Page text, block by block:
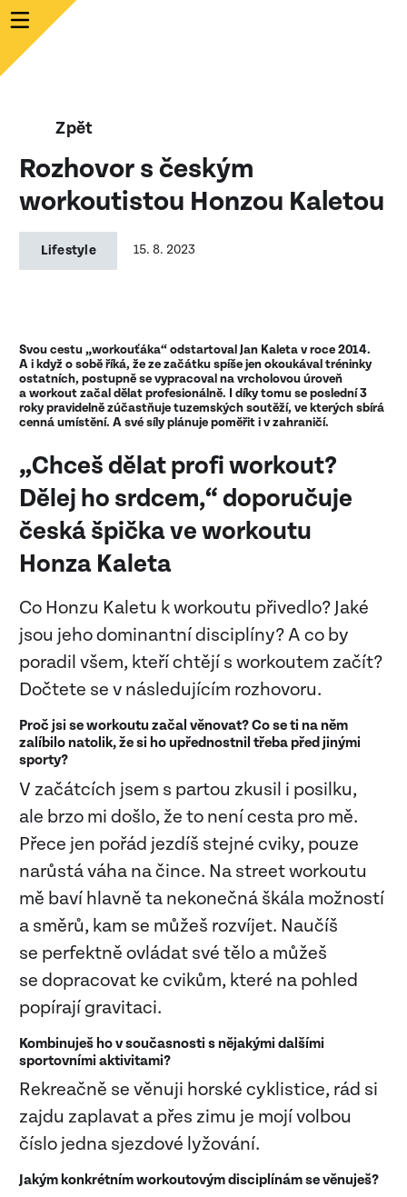
Zpět
Rozhovor s českým
workoutistou Honzou Kaletou
Lifestyle 15. 8. 2023
Svou cestu „workouťáka“ odstartoval Jan Kaleta v roce 2014.
A i když o sobě říká, že ze začátku spíše jen okoukával tréninky
ostatních, postupně se vypracoval na vrcholovou úroveň
a workout začal dělat profesionálně. I díky tomu se poslední 3
roky pravidelně zúčastňuje tuzemských soutěží, ve kterých sbírá
cenná umístění. A své síly plánuje poměřit i v zahraničí.
„Chceš dělat profi workout?
Dělej ho srdcem,“ doporučuje
česká špička ve workoutu
Honza Kaleta
Co Honzu Kaletu k workoutu přivedlo? Jaké
jsou jeho dominantní disciplíny? A co by
poradil všem, kteří chtějí s workoutem začít?
Dočtete se v následujícím rozhovoru.
Proč jsi se workoutu začal věnovat? Co se ti na něm
zalíbilo natolik, že si ho upřednostnil třeba před jinými
sporty?
V začátcích jsem s partou zkusil i posilku,
ale brzo mi došlo, že to není cesta pro mě.
Přece jen pořád jezdíš stejné cviky, pouze
narůstá váha na čince. Na street workoutu
mě baví hlavně ta nekonečná škála možností
a směrů, kam se můžeš rozvíjet. Naučíš
se perfektně ovládat své tělo a můžeš
se dopracovat ke cvikům, které na pohled
popírají gravitaci.
Kombinuješ ho v současnosti s nějakými dalšími
sportovními aktivitami?
Rekreačně se věnuji horské cyklistice, rád si
zajdu zaplavat a přes zimu je mojí volbou
číslo jedna sjezdové lyžování.
Jakým konkrétním workoutovým disciplínám se věnuješ?